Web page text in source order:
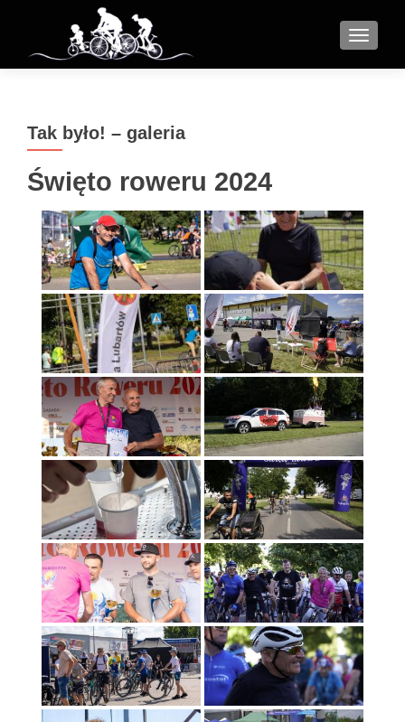
MENU
Tak było! – galeria
Święto roweru 2024